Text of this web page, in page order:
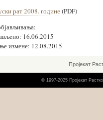
рат 2008. године(PDF)
16.06.2015
измене: 12.08.2015
Пројекат
© 1997-2025 Пројекат